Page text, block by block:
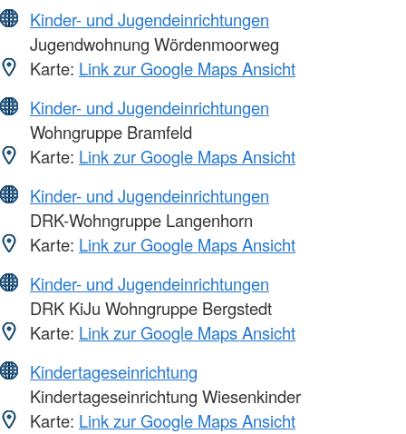
Kinder- und Jugendeinrichtungen
Jugendwohnung Wördenmoorweg
Karte: Link zur Google Maps Ansicht
Kinder- und Jugendeinrichtungen
Wohngruppe Bramfeld
Karte: Link zur Google Maps Ansicht
Kinder- und Jugendeinrichtungen
DRK-Wohngruppe Langenhorn
Karte: Link zur Google Maps Ansicht
Kinder- und Jugendeinrichtungen
DRK KiJu Wohngruppe Bergstedt
Karte: Link zur Google Maps Ansicht
Kindertageseinrichtung
Kindertageseinrichtung Wiesenkinder
Karte: Link zur Google Maps Ansicht